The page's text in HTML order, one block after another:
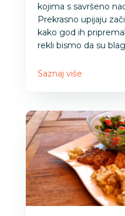
kojima s savršeno
Prekrasno upijaju
kako god ih
rekli bismo da su
Saznaj više